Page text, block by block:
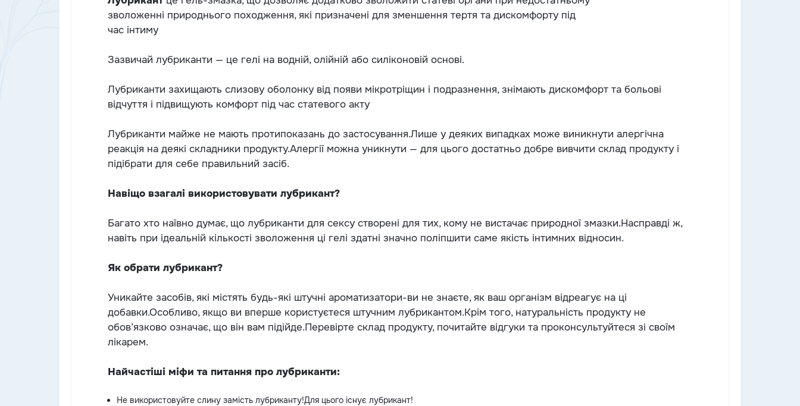
зволоженні природнього походження, які призначені для зменшення тертя та дискомфорту під
час інтиму
Зазвичай лубриканти — це гелі на водній, олійній або силіконовій основі.
Лубриканти захищають слизову оболонку від появи мікротріщин і подразнення, знімають дискомфорт та больові
відчуття і підвищують комфорт під час статевого акту
Лубриканти майже не мають протипоказань до застосування.Лише у деяких випадках може виникнути алергічна
реакція на деякі складники продукту.Алергії можна уникнути — для цього достатньо добре вивчити склад продукту і
підібрати для себе правильний засіб.
Навіщо взагалі використовувати лубрикант?
Багато хто наївно думає, що лубриканти для сексу створені для тих, кому не вистачає природної змазки.Насправді ж,
навіть при ідеальній кількості зволоження ці гелі здатні значно поліпшити саме якість інтимних відносин.
Як обрати лубрикант?
Уникайте засобів, які містять будь-які штучні ароматизатори-ви не знаєте, як ваш організм відреагує на ці
добавки.Особливо, якщо ви вперше користуєтеся штучним лубрикантом.Крім того, натуральність продукту не
обов’язково означає, що він вам підійде.Перевірте склад продукту, почитайте відгуки та проконсультуйтеся зі своїм
лікарем.
Найчастіші міфи та питання про лубриканти:
Не використовуйте слину замість лубриканту!Для цього існує лубрикант!